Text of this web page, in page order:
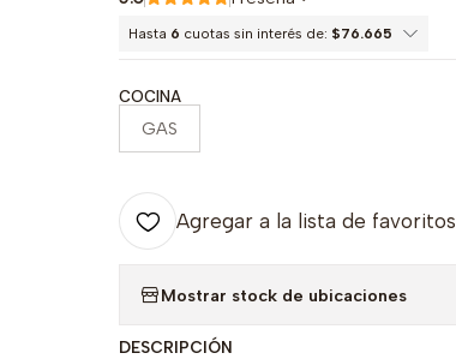
Hasta 6 cuotas sin interés de: $76.665
COCINA
GAS
Agregar a la lista de favoritos
Mostrar stock de ubicaciones
DESCRIPCIÓN